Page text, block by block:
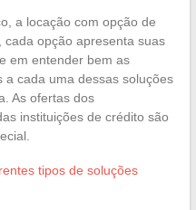
a locação com opção de
opção apresenta suas
em entender bem as
a cada uma dessas soluções
As ofertas dos
instituições de crédito são
tipos de soluções